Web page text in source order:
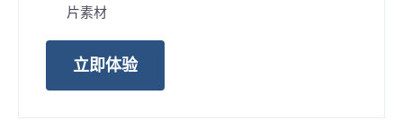
片素材
立即体验